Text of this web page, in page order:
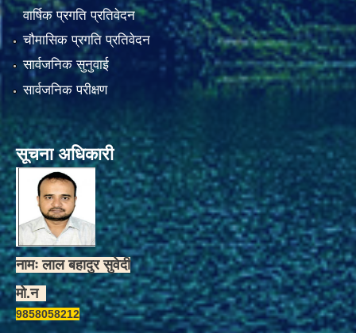
वार्षिक प्रगति प्रतिवेदन
चौमासिक प्रगति प्रतिवेदन
सार्वजनिक सुनुवाई
सार्वजनिक परीक्षण
सूचना अधिकारी
नामः लाल बहादुर सुवेदी
मो.न
9858058212